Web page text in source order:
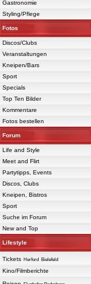
Gastronomie
Styling/Pflege
Fotos
Discos/Clubs
Veranstaltungen
Kneipen/Bars
Sport
Specials
Top Ten Bilder
Kommentare
Fotos bestellen
Forum
Life and Style
Meet and Flirt
Partytipps, Events
Discos, Clubs
Kneipen, Bistros
Sport
Suche im Forum
New and Top
Lifestyle
Tickets Herford Bielefeld
Kino/Filmberichte